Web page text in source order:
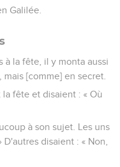
Galilée.
à la fête, il y monta aussi
[comme] en secret.
fête et disaient : « Où
à son sujet. Les uns
disaient : « Non,